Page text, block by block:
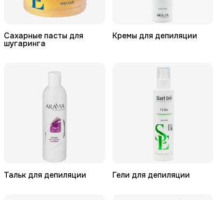
Сахарные пасты для
шугаринга
Кремы для депиляции
Тальк для депиляции Гели для депиляции